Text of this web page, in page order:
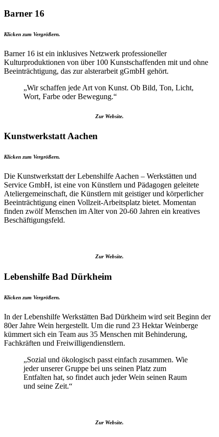
Barner 16
Klicken zum Vergrößern.
Barner 16 ist ein inklusives Netzwerk professioneller
Kulturproduktionen von über 100 Kunstschaffenden mit und ohne
Beeinträchtigung, das zur alsterarbeit gGmbH gehört.
„Wir schaffen jede Art von Kunst. Ob Bild, Ton, Licht,
Wort, Farbe oder Bewegung.“
Zur Website.
Kunstwerkstatt Aachen
Klicken zum Vergrößern.
Die Kunstwerkstatt der Lebenshilfe Aachen – Werkstätten und
Service GmbH, ist eine von Künstlern und Pädagogen geleitete
Ateliergemeinschaft, die Künstlern mit geistiger und körperlicher
Beeinträchtigung einen Vollzeit-Arbeitsplatz bietet. Momentan
finden zwölf Menschen im Alter von 20-60 Jahren ein kreatives
Beschäftigungsfeld.
Zur Website.
Lebenshilfe Bad Dürkheim
Klicken zum Vergrößern.
In der Lebenshilfe Werkstätten Bad Dürkheim wird seit Beginn der
80er Jahre Wein hergestellt. Um die rund 23 Hektar Weinberge
kümmert sich ein Team aus 35 Menschen mit Behinderung,
Fachkräften und Freiwilligendienstlern.
„Sozial und ökologisch passt einfach zusammen. Wie
jeder unserer Gruppe bei uns seinen Platz zum
Entfalten hat, so findet auch jeder Wein seinen Raum
und seine Zeit.“
Zur Website.